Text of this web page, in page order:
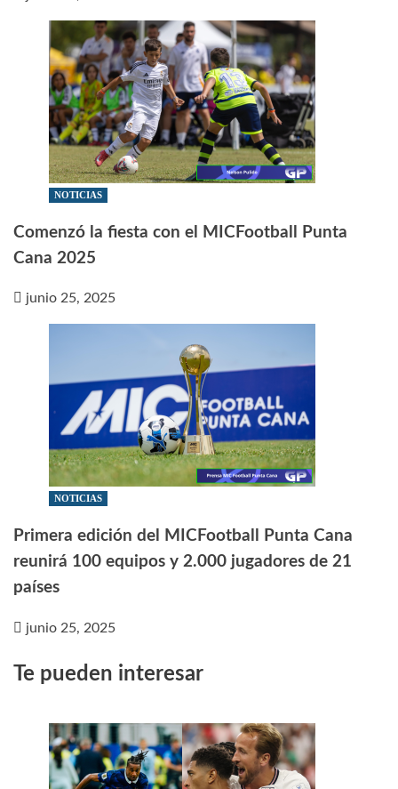
NOTICIAS
Comenzó la fiesta con el MICFootball Punta
Cana 2025
junio 25, 2025
NOTICIAS
Primera edición del MICFootball Punta Cana
reunirá 100 equipos y 2.000 jugadores de 21
países
junio 25, 2025
Te pueden interesar